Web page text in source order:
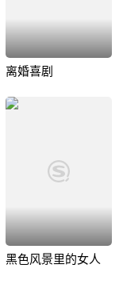
离婚喜剧
黑色风景里的女人